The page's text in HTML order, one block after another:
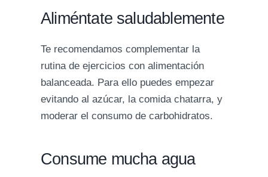
Aliméntate saludablemente
Te recomendamos complementar la
rutina de ejercicios con alimentación
balanceada. Para ello puedes empezar
evitando al azúcar, la comida chatarra, y
moderar el consumo de carbohidratos.
Consume mucha agua